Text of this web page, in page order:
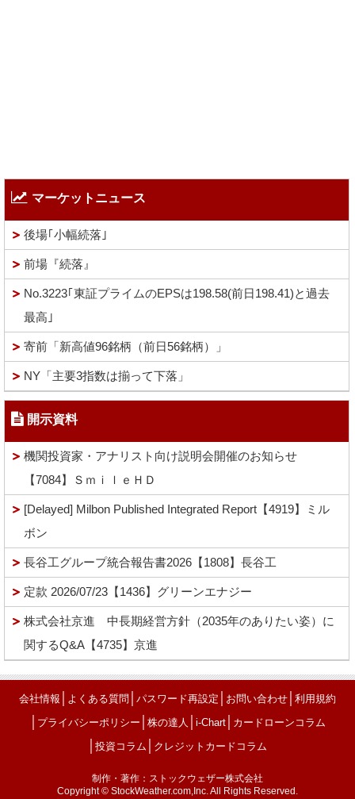
マーケットニュース
後場｢小幅続落｣
前場『続落』
No.3223｢東証プライムのEPSは198.58(前日198.41)と過去
最高｣
寄前「新高値96銘柄（前日56銘柄）」
NY「主要3指数は揃って下落」
開示資料
機関投資家・アナリスト向け説明会開催のお知らせ
【7084】ＳｍｉｌｅＨＤ
[Delayed] Milbon Published Integrated Report【4919】ミル
ボン
長谷工グループ統合報告書2026【1808】長谷工
定款 2026/07/23【1436】グリーンエナジー
株式会社京進 中長期経営方針（2035年のありたい姿）に
関するQ&A【4735】京進
会社情報 よくある質問 パスワード再設定 お問い合わせ 利用規約
プライバシーポリシー 株の達人 i-Chart│ カードローンコラム
投資コラム クレジットカードコラム
制作・著作：ストックウェザー株式会社
Copyright © StockWeather.com,Inc. All Rights Reserved.